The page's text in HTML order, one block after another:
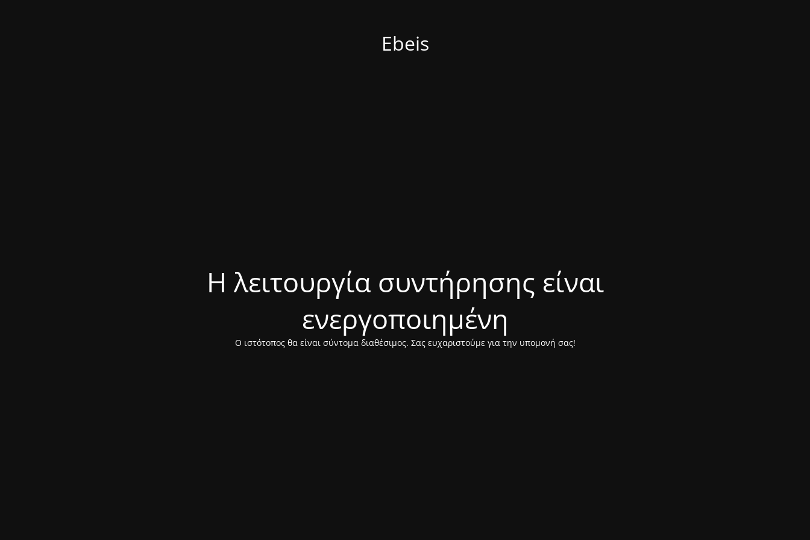
Ebeis
Η λειτουργία συντήρησης είναι
ενεργοποιημένη
Ο ιστότοπος θα είναι σύντομα διαθέσιμος. Σας ευχαριστούμε για την υπομονή σας!